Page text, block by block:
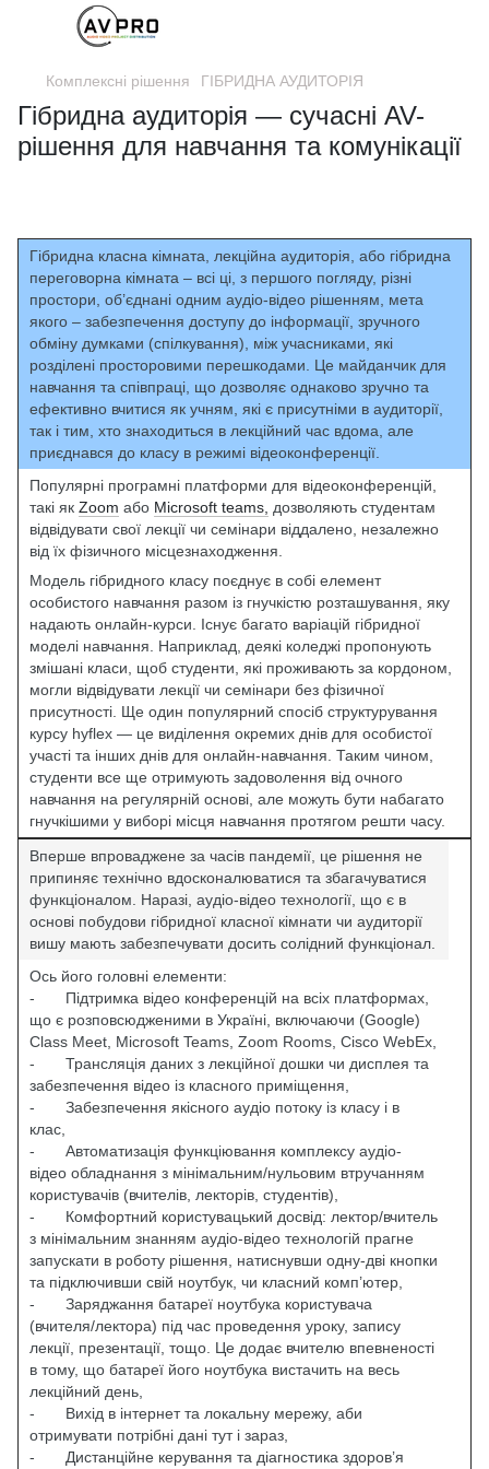
Комплексні рішення ГІБРИДНА АУДИТОРІЯ
Гібридна аудиторія — сучасні AV-
рішення для навчання та комунікації
Гібридна класна кімната, лекційна аудиторія, або гібридна
переговорна кімната – всі ці, з першого погляду, різні
простори, об’єднані одним аудіо-відео рішенням, мета
якого – забезпечення доступу до інформації, зручного
обміну думками (спілкування), між учасниками, які
розділені просторовими перешкодами. Це майданчик для
навчання та співпраці, що дозволяє однаково зручно та
ефективно вчитися як учням, які є присутніми в аудиторії,
так і тим, хто знаходиться в лекційний час вдома, але
приєднався до класу в режимі відеоконференції.
Популярні програмні платформи для відеоконференцій,
такі як Zoom або Microsoft teams, дозволяють студентам
відвідувати свої лекції чи семінари віддалено, незалежно
від їх фізичного місцезнаходження.
Модель гібридного класу поєднує в собі елемент
особистого навчання разом із гнучкістю розташування, яку
надають онлайн-курси. Існує багато варіацій гібридної
моделі навчання. Наприклад, деякі коледжі пропонують
змішані класи, щоб студенти, які проживають за кордоном,
могли відвідувати лекції чи семінари без фізичної
присутності. Ще один популярний спосіб структурування
курсу hyflex — це виділення окремих днів для особистої
участі та інших днів для онлайн-навчання. Таким чином,
студенти все ще отримують задоволення від очного
навчання на регулярній основі, але можуть бути набагато
гнучкішими у виборі місця навчання протягом решти часу.
Вперше впроваджене за часів пандемії, це рішення не
припиняє технічно вдосконалюватися та збагачуватися
функціоналом. Наразі, аудіо-відео технології, що є в
основі побудови гібридної класної кімнати чи аудиторії
вишу мають забезпечувати досить солідний функціонал.
Ось його головні елементи:
- Підтримка відео конференцій на всіх платформах,
що є розповсюдженими в Україні, включаючи (Google)
Class Meet, Microsoft Teams, Zoom Rooms, Cisco WebEx,
- Трансляція даних з лекційної дошки чи дисплея та
забезпечення відео із класного приміщення,
- Забезпечення якісного аудіо потоку із класу і в
клас,
- Автоматизація функціювання комплексу аудіо-
відео обладнання з мінімальним/нульовим втручанням
користувачів (вчителів, лекторів, студентів),
- Комфортний користувацький досвід: лектор/вчитель
з мінімальним знанням аудіо-відео технологій прагне
запускати в роботу рішення, натиснувши одну-дві кнопки
та підключивши свій ноутбук, чи класний комп’ютер,
- Заряджання батареї ноутбука користувача
(вчителя/лектора) під час проведення уроку, запису
лекції, презентації, тощо. Це додає вчителю впевненості
в тому, що батареї його ноутбука вистачить на весь
лекційний день,
- Вихід в інтернет та локальну мережу, аби
отримувати потрібні дані тут і зараз,
- Дистанційне керування та діагностика здоров’я